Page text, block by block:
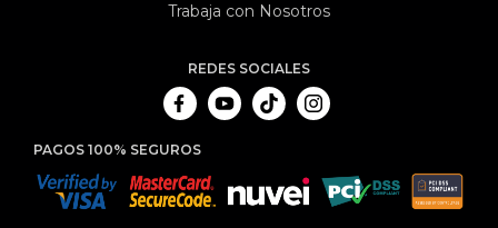
Trabaja con Nosotros
REDES SOCIALES
PAGOS 100% SEGUROS